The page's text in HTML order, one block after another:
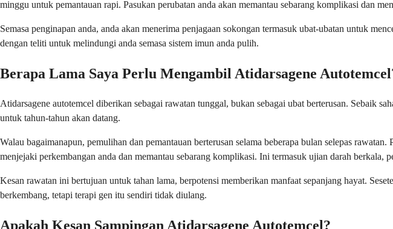
minggu untuk pemantauan rapi. Pasukan perubatan anda akan memantau sebarang komplikasi dan
Semasa penginapan anda, anda akan menerima penjagaan sokongan termasuk ubat-ubatan untuk
dengan teliti untuk melindungi anda semasa sistem imun anda pulih.
Berapa Lama Saya Perlu Mengambil Atidarsagene
Atidarsagene autotemcel diberikan sebagai rawatan tunggal, bukan sebagai ubat berterusan. Sebaik
untuk tahun-tahun akan datang.
Walau bagaimanapun, pemulihan dan pemantauan berterusan selama beberapa bulan selepas
menjejaki perkembangan anda dan memantau sebarang komplikasi. Ini termasuk ujian darah berkala,
Kesan rawatan ini bertujuan untuk tahan lama, berpotensi memberikan manfaat sepanjang hayat.
berkembang, tetapi terapi gen itu sendiri tidak diulang.
Apakah Kesan Sampingan Atidarsagene Autotemcel?